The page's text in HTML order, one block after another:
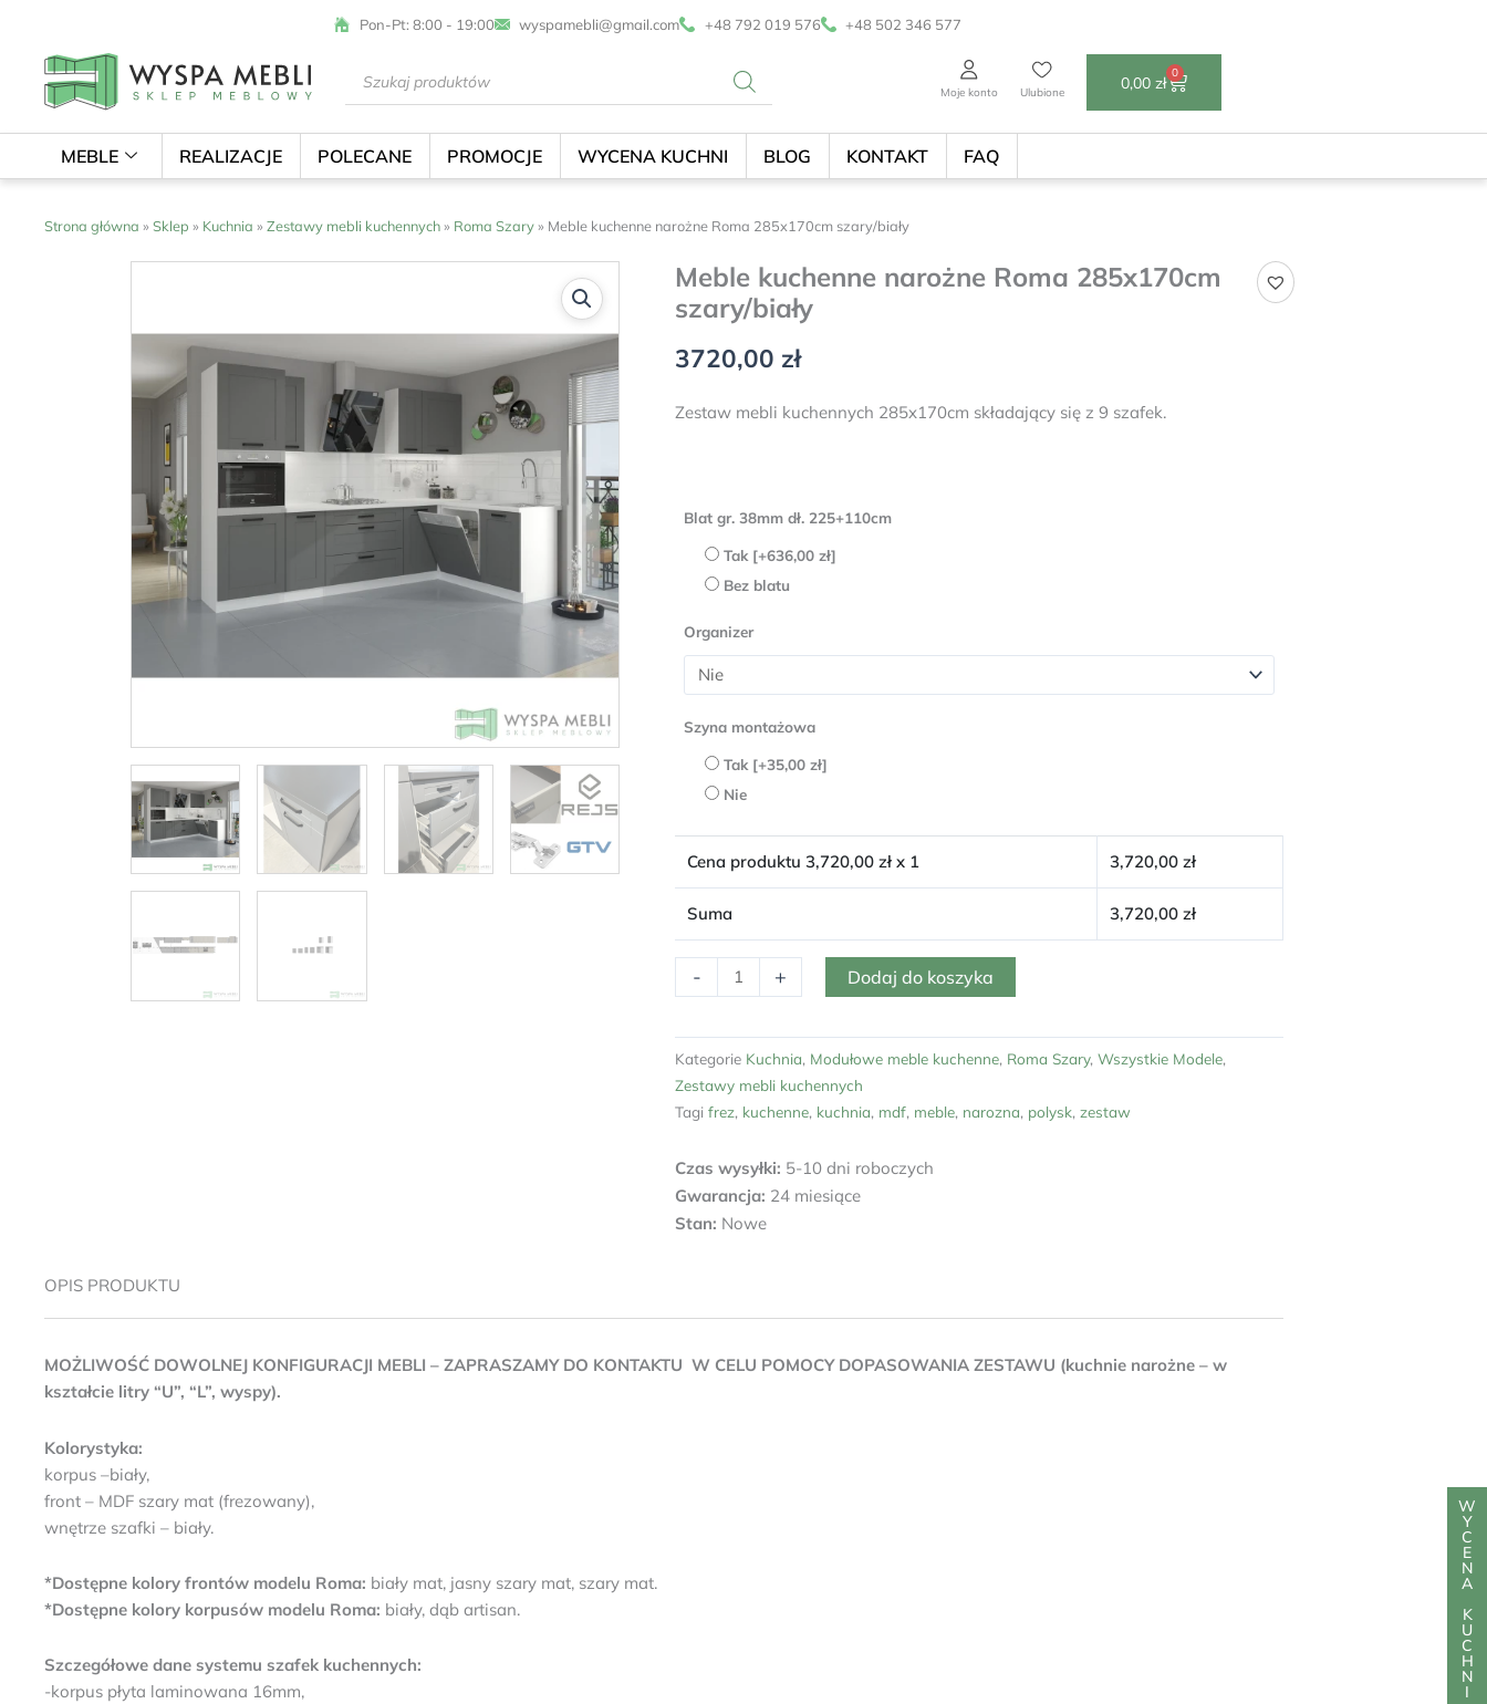
Pon-Pt: 8:00 - 19:00 wyspamebli@gmail.com +48 792 019 576 +48 502 346 577
produktów Moje konto Ulubione 0,00zł 0
Wózek
MEBLE REALIZACJE POLECANE PROMOCJE WYCENA KUCHNI BLOG KONTAKT FAQ
Strona główna » Sklep » Kuchnia » Zestawy mebli kuchennych» Roma Szary» Meble kuchenne narożne Roma 285x170cm szary/biały
Meble kuchenne narożne Roma 285x170cm
szary/biały
3720,00 zł
Zestaw mebli kuchennych 285x170cm składający się z 9 szafek.
Blat gr. 38mm dł. 225+110cm
Tak [+636,00 zł]
Bez blatu
Organizer
Szyna montażowa
Tak [+35,00 zł]
Nie
Cena produktu3,720,00 zł x 1 3,720,00 zł
Suma 3,720,00 zł
-
ilość
kuchenne
narożne
285x170cm
szary/biały
+ Dodaj do koszyka
Kategorie Kuchnia, Modułowe meble kuchenne, Roma Szary, Wszystkie Modele,
Zestawy mebli kuchennych
Tagi frez, kuchenne, kuchnia, mdf, meble, narozna, polysk, zestaw
Czas wysyłki: 5-10 dni roboczych
Gwarancja: 24 miesiące
Stan: Nowe
OPIS PRODUKTU
MOŻLIWOŚĆ DOWOLNEJ KONFIGURACJI MEBLI – ZAPRASZAMY DO KONTAKTU W CELU POMOCY DOPASOWANIA ZESTAWU (kuchnie narożne – w
kształcie litry “U”, “L”, wyspy).
Kolorystyka:
korpus –biały,
front – MDF szary mat (frezowany),
wnętrze szafki – biały.
*Dostępne kolory frontów modelu Roma: biały mat, jasny szary mat, szary mat.
*Dostępne kolory korpusów modelu Roma: biały, dąb artisan.
Szczegółowe dane systemu szafek kuchennych:
-korpus płyta laminowana 16mm,
W
Y
C
E
N
A
K
U
C
H
N
I